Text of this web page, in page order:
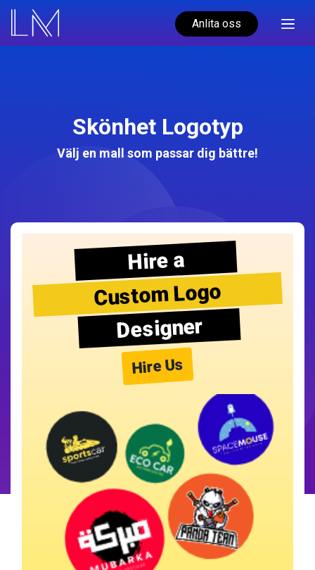
Anlita oss
Skönhet Logotyp
Välj en mall som passar dig bättre!
Hire a
Custom Logo
Designer
Hire Us